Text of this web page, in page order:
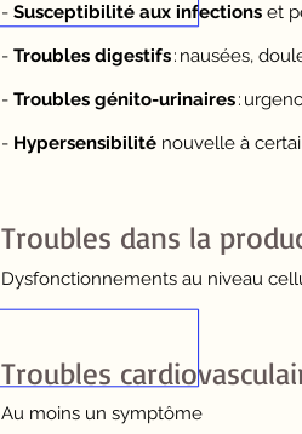
- Susceptibilité aux infections et
- Troubles digestifs: nausées,
- Troubles génito-urinaires:
- Hypersensibilité nouvelle à
Troubles dans la
Dysfonctionnements au niveau
Troubles
Au moins un symptôme